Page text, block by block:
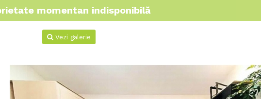
momentan indisponibilă
Vezi galerie